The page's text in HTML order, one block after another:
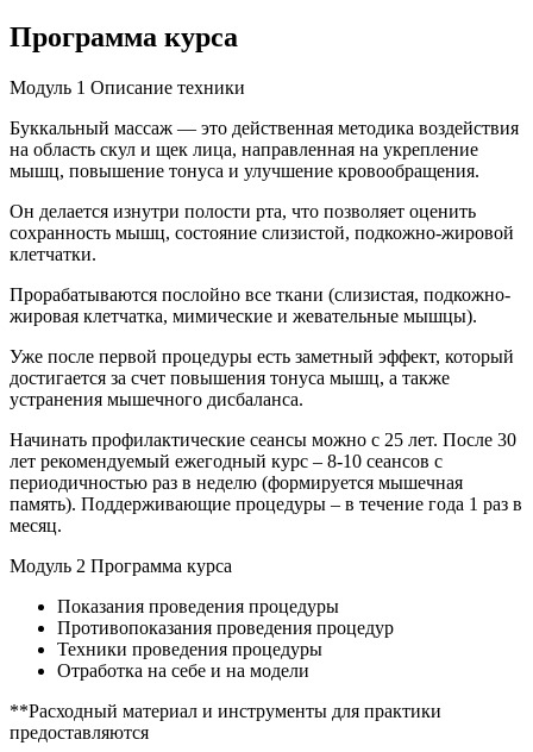
Программа курса
Модуль 1 Описание техники
Буккальный массаж — это действенная методика воздействия
на область скул и щек лица, направленная на укрепление
мышц, повышение тонуса и улучшение кровообращения.
Он делается изнутри полости рта, что позволяет оценить
сохранность мышц, состояние слизистой, подкожно-жировой
клетчатки.
Прорабатываются послойно все ткани (слизистая, подкожно-
жировая клетчатка, мимические и жевательные мышцы).
Уже после первой процедуры есть заметный эффект, который
достигается за счет повышения тонуса мышц, а также
устранения мышечного дисбаланса.
Начинать профилактические сеансы можно с 25 лет. После 30
лет рекомендуемый ежегодный курс – 8-10 сеансов с
периодичностью раз в неделю (формируется мышечная
память). Поддерживающие процедуры – в течение года 1 раз в
месяц.
Модуль 2 Программа курса
Показания проведения процедуры
Противопоказания проведения процедур
Техники проведения процедуры
Отработка на себе и на модели
**Расходный материал и инструменты для практики
предоставляются